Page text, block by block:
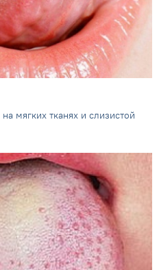
на мягких тканях и слизистой